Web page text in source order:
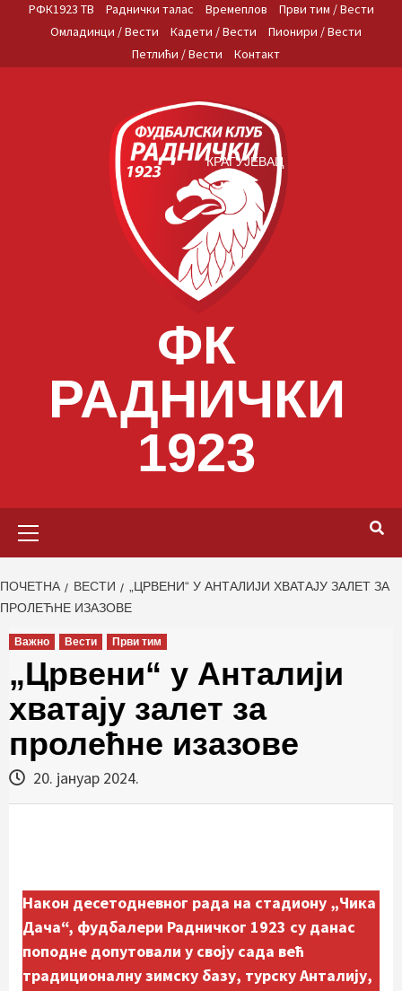
РФК1923 ТВ Раднички талас Времеплов
Први тим / Вести
Омладинци / Вести
Кадети / Вести
Пионири / Вести
Петлићи / Вести
Контакт
ФК
РАДНИЧКИ
1923
КРАГУЈЕВАЦ
ПОЧЕТНА ВЕСТИ
„ЦРВЕНИ“ У АНТАЛИЈИ ХВАТАЈУ ЗАЛЕТ ЗА
ПРОЛЕЋНЕ ИЗАЗОВЕ
Важно Вести Први тим
„Црвени“ у Анталији
хватају залет за
пролећне изазове
20. јануар 2024.
Након десетодневног рада на стадиону „Чика
Дача“, фудбалери Радничког 1923 су данас
поподне допутовали у своју сада већ
традиционалну зимску базу, турску Анталију,